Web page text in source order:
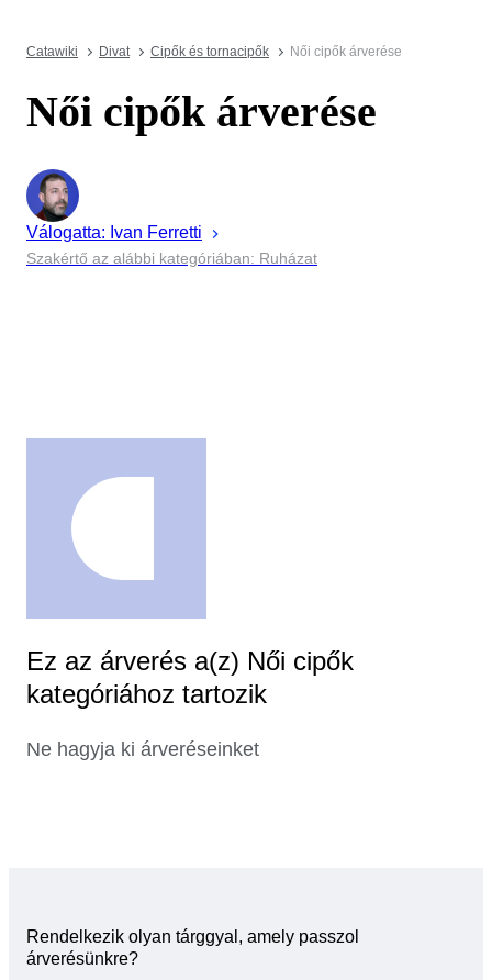
Catawiki Divat Cipők és tornacipők Női cipők árverése
Női cipők árverése
Válogatta: Ivan Ferretti
Szakértő az alábbi kategóriában: Ruházat
Ez az árverés a(z) Női cipők
kategóriához tartozik
Ne hagyja ki árveréseinket
Rendelkezik olyan tárggyal, amely passzol
árverésünkre?